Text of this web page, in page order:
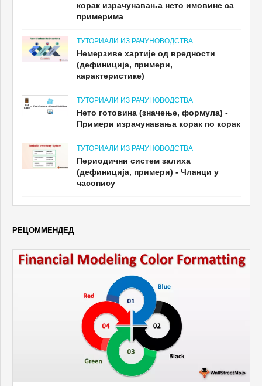
корак израчунавања нето имовине са
примерима
ТУТОРИАЛИ ИЗ РАЧУНОВОДСТВА
Немерзиве хартије од вредности
(дефиниција, примери,
карактеристике)
ТУТОРИАЛИ ИЗ РАЧУНОВОДСТВА
Нето готовина (значење, формула) -
Примери израчунавања корак по корак
ТУТОРИАЛИ ИЗ РАЧУНОВОДСТВА
Периодични систем залиха
(дефиниција, примери) - Чланци у
часопису
РЕЦОММЕНДЕД